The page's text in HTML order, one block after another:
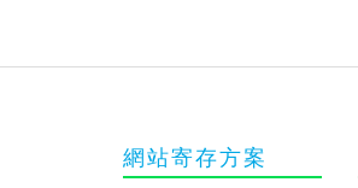
網站寄存方案